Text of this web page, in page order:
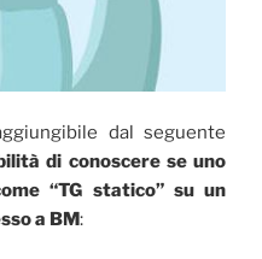
dal seguente
di conoscere se uno
“TG statico” su un
a BM: